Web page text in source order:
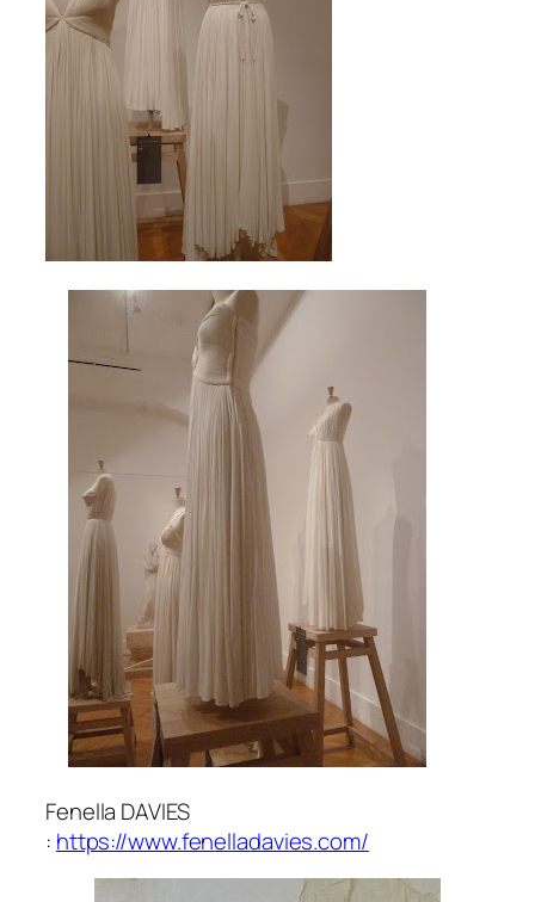
Fenella DAVIES
: https://www.fenelladavies.com/